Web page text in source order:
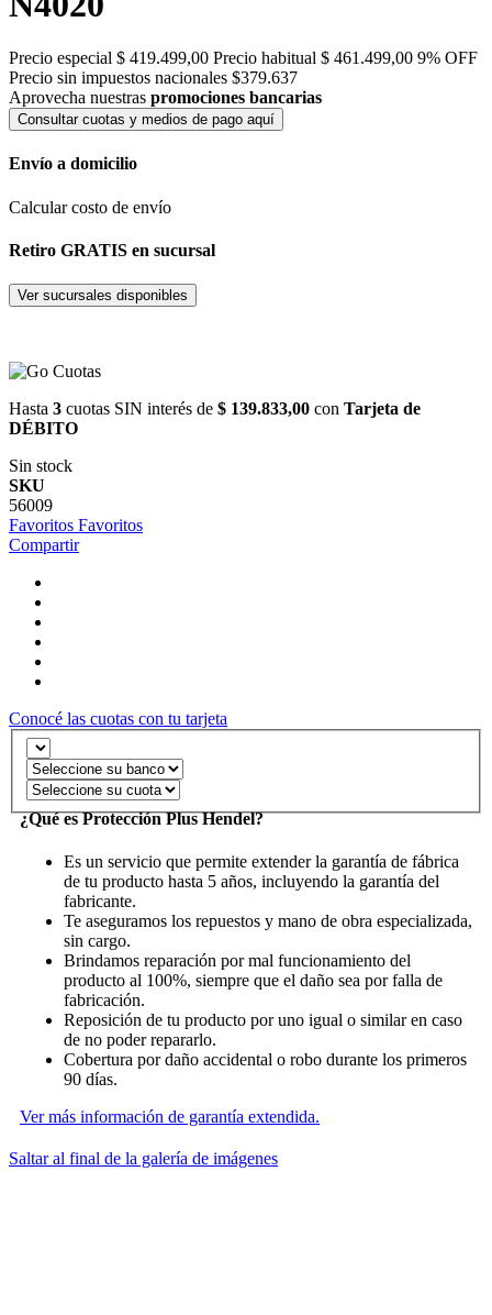
Precio especial $ 419.499,00 Precio habitual $ 461.499,00 9% OFF
Precio sin impuestos nacionales $379.637
Aprovecha nuestras promociones bancarias
Consultar cuotas y medios de pago aquí
Envío a domicilio
Calcular costo de envío
Retiro GRATIS en sucursal
Ver sucursales disponibles
Hasta 3 cuotas SIN interés de $ 139.833,00 con Tarjeta de
DÉBITO
Sin stock
SKU
56009
Favoritos Favoritos
Compartir
Conocé las cuotas con tu tarjeta
¿Qué es Protección Plus Hendel?
Es un servicio que permite extender la garantía de fábrica
de tu producto hasta 5 años, incluyendo la garantía del
fabricante.
Te aseguramos los repuestos y mano de obra especializada,
sin cargo.
Brindamos reparación por mal funcionamiento del
producto al 100%, siempre que el daño sea por falla de
fabricación.
Reposición de tu producto por uno igual o similar en caso
de no poder repararlo.
Cobertura por daño accidental o robo durante los primeros
90 días.
Ver más información de garantía extendida.
Saltar al final de la galería de imágenes